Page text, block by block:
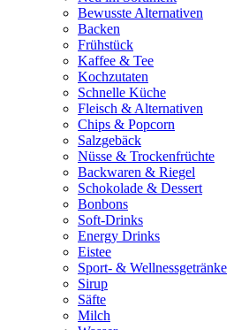
Bewusste Alternativen
Backen
Frühstück
Kaffee & Tee
Kochzutaten
Schnelle Küche
Fleisch & Alternativen
Chips & Popcorn
Salzgebäck
Nüsse & Trockenfrüchte
Backwaren & Riegel
Schokolade & Dessert
Bonbons
Soft-Drinks
Energy Drinks
Eistee
Sport- & Wellnessgetränke
Sirup
Säfte
Milch